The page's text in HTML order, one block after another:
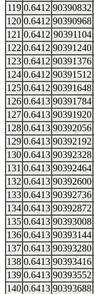
119 0.6412 90390832
120 0.6412 90390968
121 0.6412 90391104
122 0.6412 90391240
123 0.6412 90391376
124 0.6412 90391512
125 0.6412 90391648
126 0.6413 90391784
127 0.6413 90391920
128 0.6413 90392056
129 0.6413 90392192
130 0.6413 90392328
131 0.6413 90392464
132 0.6413 90392600
133 0.6413 90392736
134 0.6413 90392872
135 0.6413 90393008
136 0.6413 90393144
137 0.6413 90393280
138 0.6413 90393416
139 0.6413 90393552
140 0.6413 90393688